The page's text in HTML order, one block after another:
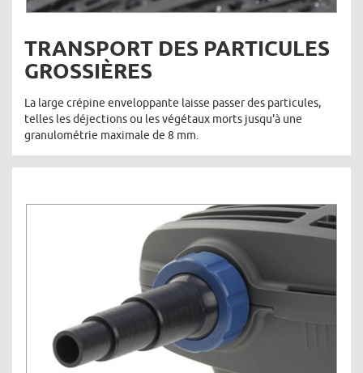
TRANSPORT DES PARTICULES
GROSSIÈRES
La large crépine enveloppante laisse passer des particules,
telles les déjections ou les végétaux morts jusqu'à une
granulométrie maximale de 8 mm.